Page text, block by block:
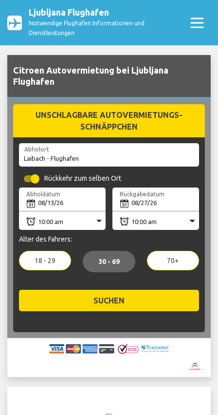
Ljubljana Flughafen
Notwendige Flughafen Informationen und
Dienstleistungen
Citroen Autovermietung bei Ljubljana
Flughafen
UNSCHLAGBARE AUTOVERMIETUNGS-
SCHNÄPPCHEN
Abholort
Rückkehr zum selben Ort
Abholdatum Rückgabedatum
Alter des Fahrers:
18 - 29 30 - 69 70+
SUCHEN